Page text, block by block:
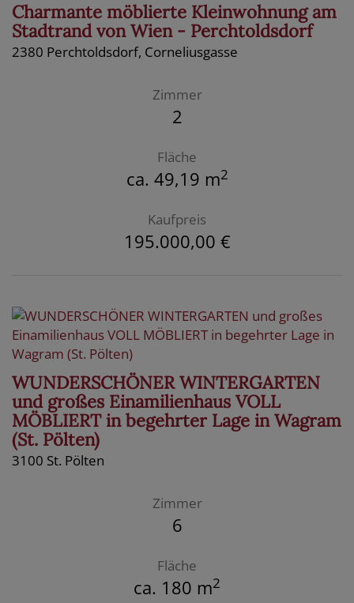
Charmante möblierte Kleinwohnung am
Stadtrand von Wien - Perchtoldsdorf
2380 Perchtoldsdorf, Corneliusgasse
Zimmer
2
Fläche
ca. 49,19 m2
Kaufpreis
195.000,00 €
WUNDERSCHÖNER WINTERGARTEN
und großes Einamilienhaus VOLL
MÖBLIERT in begehrter Lage in Wagram
(St. Pölten)
3100 St. Pölten
Zimmer
6
Fläche
ca. 180 m2